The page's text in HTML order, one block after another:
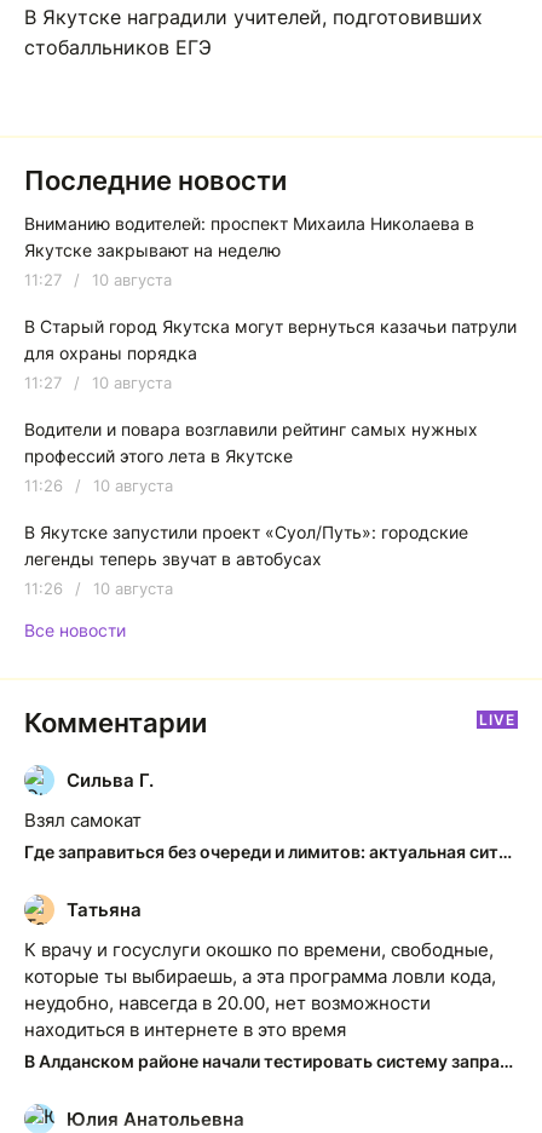
В Якутске наградили учителей, подготовивших
стобалльников ЕГЭ
Последние новости
Вниманию водителей: проспект Михаила Николаева в
Якутске закрывают на неделю
11:27 / 10 августа
В Старый город Якутска могут вернуться казачьи патрули
для охраны порядка
11:27 / 10 августа
Водители и повара возглавили рейтинг самых нужных
профессий этого лета в Якутске
11:26 / 10 августа
В Якутске запустили проект «Суол/Путь»: городские
легенды теперь звучат в автобусах
11:26 / 10 августа
Все новости
Комментарии LIVE
С
Сильва Г.
Взял самокат
Где заправиться без очереди и лимитов: актуальная ситуация на АЗС Якутска
Т
Татьяна
К врачу и госуслуги окошко по времени, свободные,
которые ты выбираешь, а эта программа ловли кода,
неудобно, навсегда в 20.00, нет возможности
находиться в интернете в это время
В Алданском районе начали тестировать систему заправки по QR-кодам
Ю
Юлия Анатольевна